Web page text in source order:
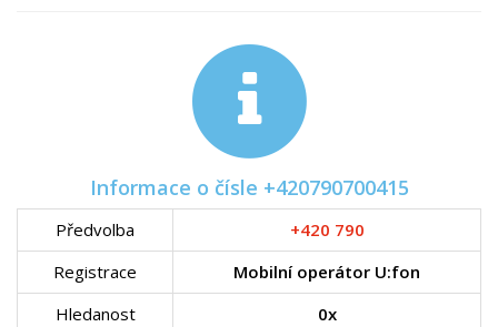
Informace o čísle +420790700415
Předvolba
+420 790
Registrace
Mobilní operátor U:fon
Hledanost
0x